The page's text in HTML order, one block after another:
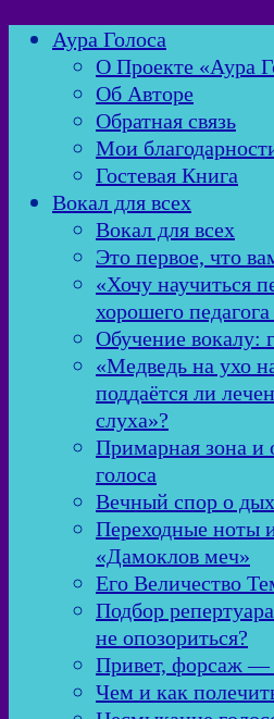
Аура Голоса
О Проекте «Аура
Об Авторе
Обратная связь
Мои
Гостевая Книга
Вокал для всех
Вокал для всех
Это первое, что
«Хочу научиться
хорошего
Обучение вокалу:
«Медведь на ухо
поддаётся ли
слуха»?
Примарная зона и
голоса
Вечный спор о
Переходные ноты
«Дамоклов меч»
Его Величество
Подбор
не опозориться?
Привет, форсаж —
Чем и как